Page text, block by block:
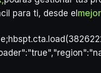
para ti, desde el